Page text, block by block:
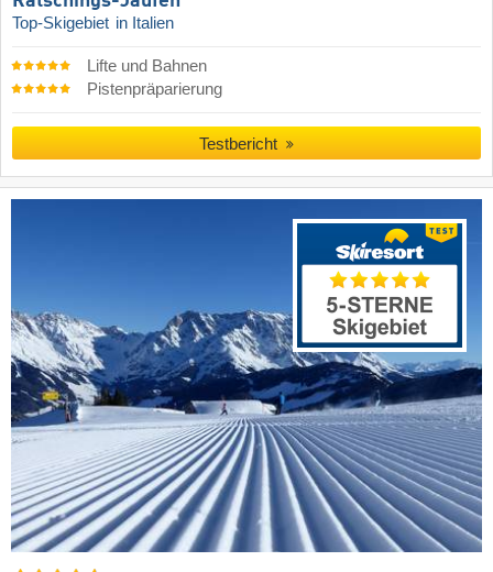
Top-Skigebiet in Italien
Lifte und Bahnen
Pistenpräparierung
Testbericht